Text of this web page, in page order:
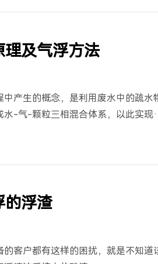
理及气浮方法
中产生的概念，是利用废水中的疏
-气-颗粒三相混合体系，以此实现
的浮渣
的客户都有这样的困扰，就是不知